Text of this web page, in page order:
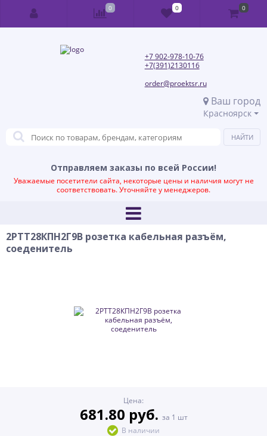
+7 902-978-10-76
+7(391)2130116
order@proektsr.ru
Ваш город
Красноярск
Отправляем заказы по всей России!
Уважаемые посетители сайта, некоторые цены и наличия могут не
соответствовать. Уточняйте у менеджеров.
2РТТ28КПН2Г9В розетка кабельная разъём,
соеденитель
Цена:
681.80 руб. за 1 шт
В наличии
0 0 0